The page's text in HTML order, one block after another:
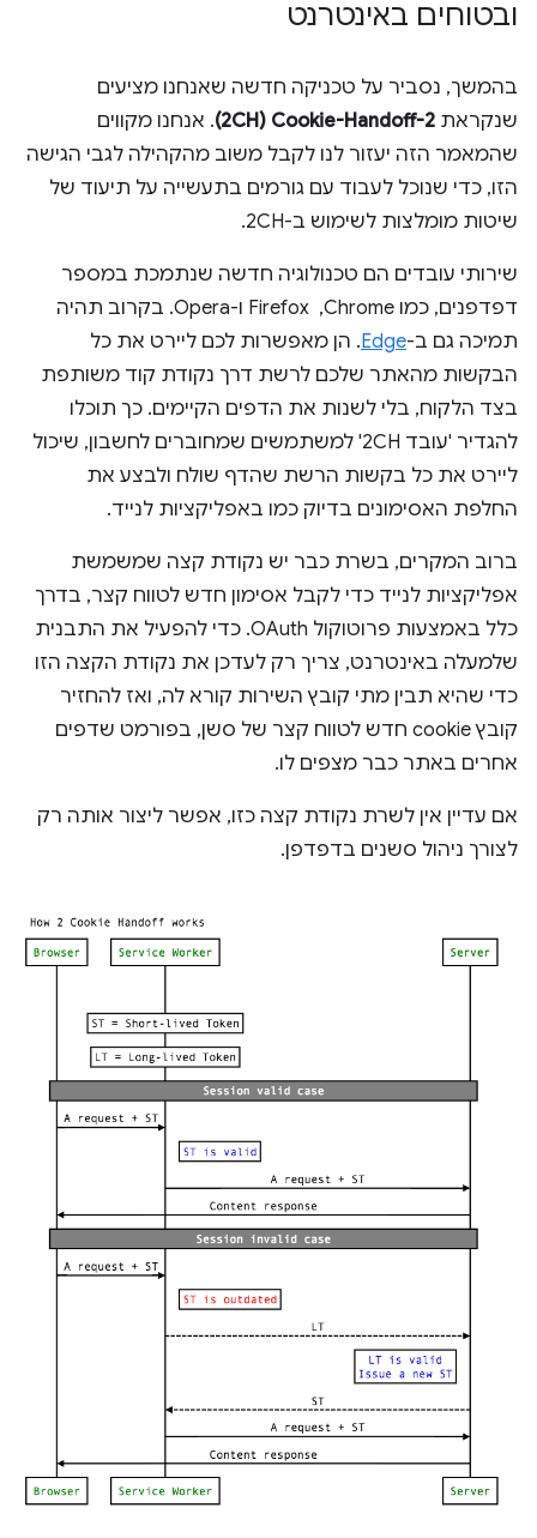
ובטוחים באינטרנט
בהמשך, נסביר על טכניקה חדשה שאנחנו מציעים
שנקראת 2-Cookie-Handoff‏ (2CH)
. אנחנו מקווים
שהמאמר הזה יעזור לנו לקבל משוב מהקהילה לגבי הגישה
הזו, כדי שנוכל לעבוד עם גורמים בתעשייה על תיעוד של
שיטות מומלצות לשימוש ב-2CH.
שירותי עובדים הם טכנולוגיה חדשה שנתמכת במספר
דפדפנים, כמו Chrome, ‏ Firefox ו-Opera. בקרוב תהיה
תמיכה גם ב-Edge. הן מאפשרות לכם ליירט את כל
הבקשות מהאתר שלכם לרשת דרך נקודת קוד משותפת
בצד הלקוח, בלי לשנות את הדפים הקיימים. כך תוכלו
להגדיר 'עובד 2CH' למשתמשים שמחוברים לחשבון, שיכול
ליירט את כל בקשות הרשת שהדף שולח ולבצע את
החלפת האסימונים בדיוק כמו באפליקציות לנייד.
ברוב המקרים, בשרת כבר יש נקודת קצה שמשמשת
אפליקציות לנייד כדי לקבל אסימון חדש לטווח קצר, בדרך
כלל באמצעות פרוטוקול OAuth. כדי להפעיל את התבנית
שלמעלה באינטרנט, צריך רק לעדכן את נקודת הקצה הזו
כדי שהיא תבין מתי קובץ השירות קורא לה, ואז להחזיר
קובץ cookie חדש לטווח קצר של סשן, בפורמט שדפים
אחרים באתר כבר מצפים לו.
אם עדיין אין לשרת נקודת קצה כזו, אפשר ליצור אותה רק
לצורך ניהול סשנים בדפדפן.